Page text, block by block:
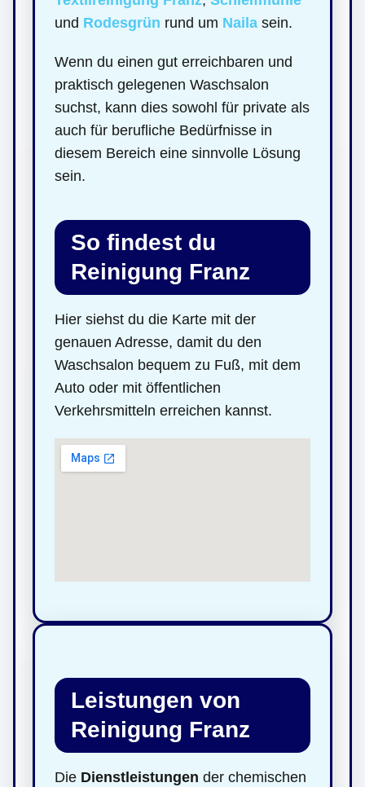
und Rodesgrün rund um Naila sein.
Wenn du einen gut erreichbaren und
praktisch gelegenen Waschsalon
suchst, kann dies sowohl für private als
auch für berufliche Bedürfnisse in
diesem Bereich eine sinnvolle Lösung
sein.
So findest du
Reinigung Franz
Hier siehst du die Karte mit der
genauen Adresse, damit du den
Waschsalon bequem zu Fuß, mit dem
Auto oder mit öffentlichen
Verkehrsmitteln erreichen kannst.
Leistungen von
Reinigung Franz
Die Dienstleistungen der chemischen